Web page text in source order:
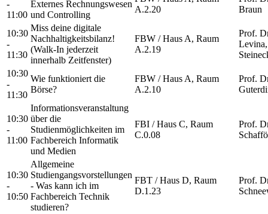
-
11:00
Externes Rechnungswesen
und Controlling
A.2.20
Braun
10:30
-
11:30
Miss deine digitale
Nachhaltigkeitsbilanz!
(Walk-In jederzeit
innerhalb Zeitfenster)
FBW / Haus A, Raum
A.2.19
Prof.
10:30
-
11:30
Wie funktioniert die
Börse?
FBW / Haus A, Raum
A.2.10
Prof.
10:30
-
11:00
Informationsveranstaltung
über die
Studienmöglichkeiten im
Fachbereich Informatik
und Medien
FBI / Haus C, Raum
C.0.08
Prof.
10:30
-
10:50
Allgemeine
Studiengangsvorstellungen
- Was kann ich im
Fachbereich Technik
studieren?
FBT / Haus D, Raum
D.1.23
Prof.